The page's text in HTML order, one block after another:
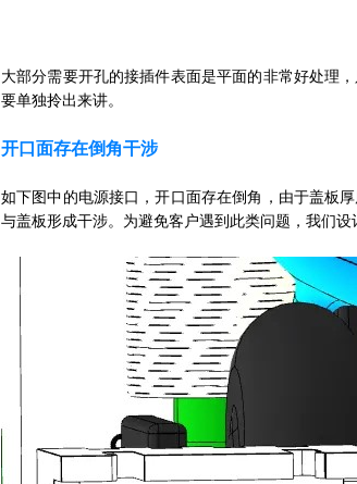
大部分需要开孔的接插件表面是平面的非常好处理
要单独拎出来讲。
开口面存在倒角干涉
如下图中的电源接口，开口面存在倒角，由于盖板
与盖板形成干涉。为避免客户遇到此类问题，我们